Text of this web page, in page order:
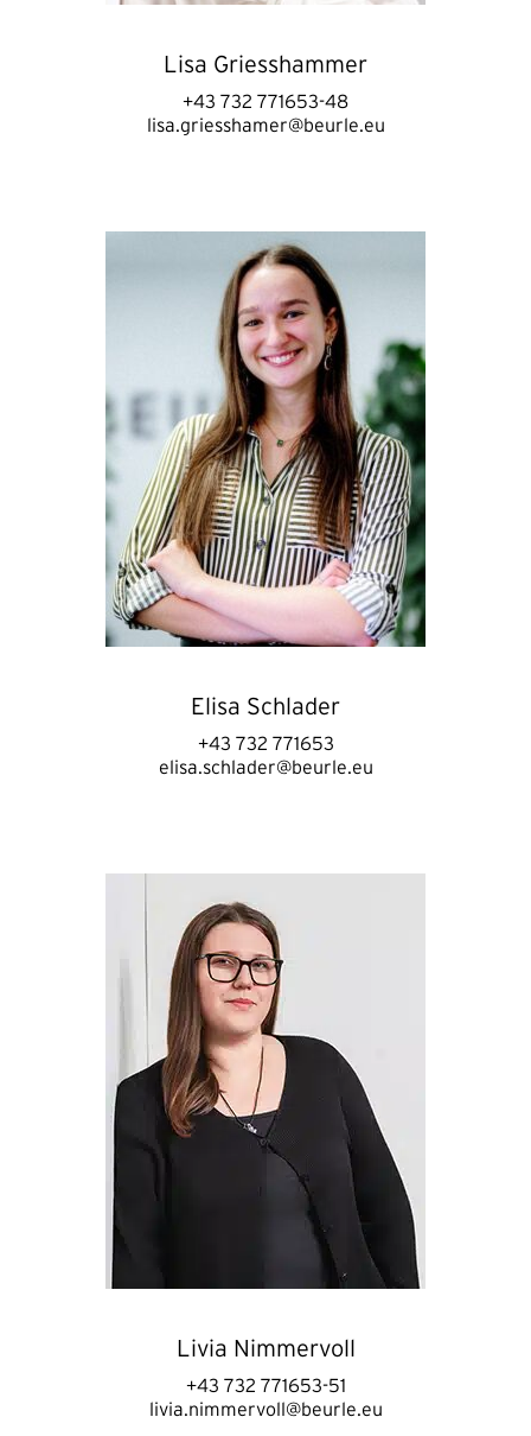
Lisa Griesshammer
+43 732 771653-48
lisa.griesshamer@beurle.eu
Elisa Schlader
+43 732 771653
elisa.schlader@beurle.eu
Livia Nimmervoll
+43 732 771653-51
livia.nimmervoll@beurle.eu